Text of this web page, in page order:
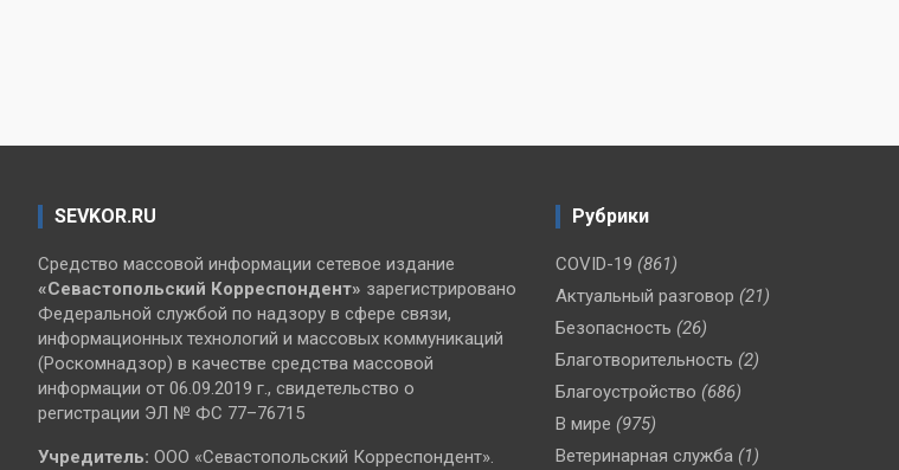
SEVKOR.RU
Средство массовой информации сетевое издание
«Севастопольский Корреспондент» зарегистрировано
Федеральной службой по надзору в сфере связи,
информационных технологий и массовых коммуникаций
(Роскомнадзор) в качестве средства массовой
информации от 06.09.2019 г., свидетельство о
регистрации ЭЛ № ФС 77–76715
Учредитель: ООО «Севастопольский Корреспондент».
Рубрики
COVID-19 (861)
Актуальный разговор (21)
Безопасность (26)
Благотворительность (2)
Благоустройство (686)
В мире (975)
Ветеринарная служба (1)